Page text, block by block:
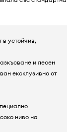
в устойчив,
и лесен
ексклузивно от
ниво на